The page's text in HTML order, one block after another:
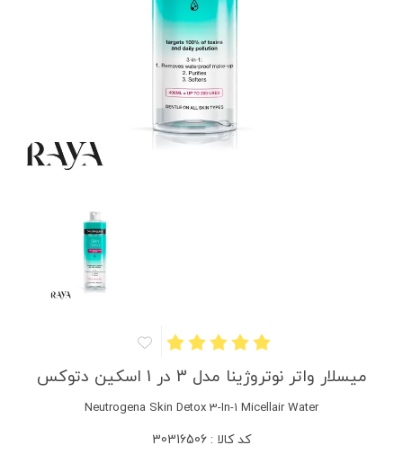
میسلار واتر نوتروژینا مدل 3 در 1 اسکین دتوکس
Neutrogena Skin Detox 3-In-1 Micellair Water
کد کالا : 30316506